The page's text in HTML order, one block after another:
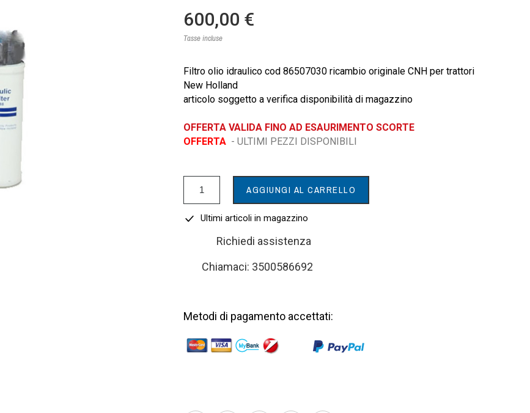
600,00 €
Tasse incluse
Filtro olio idraulico cod 86507030 ricambio originale CNH per trattori
New Holland
articolo soggetto a verifica disponibilità di magazzino
OFFERTA VALIDA FINO AD ESAURIMENTO SCORTE
OFFERTA - ULTIMI PEZZI DISPONIBILI
AGGIUNGI AL CARRELLO
Ultimi articoli in magazzino
Richiedi assistenza
Chiamaci: 3500586692
Metodi di pagamento accettati: